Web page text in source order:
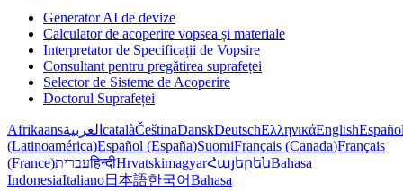
Generator AI de devize
Calculator de acoperire vopsea și materiale
Interpretator de Specificații de Vopsire
Consultant pentru pregătirea suprafeței
Selector de Sisteme de Acoperire
Doctorul Suprafeței
Afrikaansالعربية catalàČeštinaDanskDeutschΕλληνικάEnglish
(Latinoamérica)Español (España)SuomiFrançais (Canada)Français
(France)עבריתहिन्दीHrvatskimagyarՀայերենBahasa
IndonesiaItaliano日本語한국어Bahasa